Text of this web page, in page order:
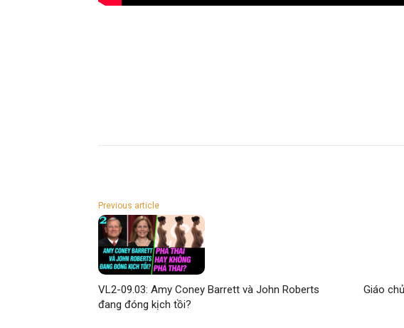
Previous article
VL2-09.03: Amy Coney Barrett và John Roberts
đang đóng kịch tồi?
Giáo